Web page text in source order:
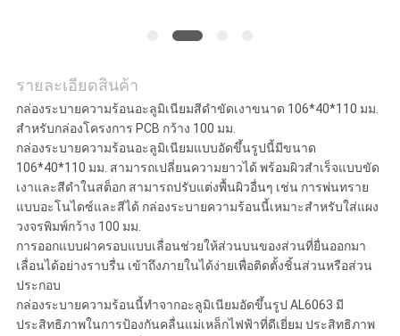
POLICY
รายละเอียดสินค้า
กล่องระบายความร้อนอะลูมิเนียมสีดำขัดเงาขนาด 106*40*110 มม.
สำหรับกล่องโครงการ PCB กว้าง 100 มม.
กล่องระบายความร้อนอะลูมิเนียมแบบอัดขึ้นรูปนี้มีขนาด
106*40*110 มม. สามารถเปลี่ยนความยาวได้ พร้อมผิวสำเร็จแบบขัด
เงาและสีดำในสต็อก สามารถปรับแต่งพื้นผิวอื่นๆ เช่น การพ่นทราย
แบบอะโนไดซ์และสีได้ กล่องระบายความร้อนนี้เหมาะสำหรับใส่แผง
วงจรพิมพ์กว้าง 100 มม.
การออกแบบฝาครอบแบบเลื่อนช่วยให้ส่วนบนของส่วนที่ยื่นออกมา
เลื่อนได้อย่างราบรื่น เข้าถึงภายในได้ง่ายเพื่อติดตั้งชิ้นส่วนหรือส่วน
ประกอบ
กล่องระบายความร้อนนี้ทำจากอะลูมิเนียมอัดขึ้นรูป AL6063 มี
ประสิทธิภาพในการป้องกันคลื่นแม่เหล็กไฟฟ้าที่ดีเยี่ยม ประสิทธิภาพ